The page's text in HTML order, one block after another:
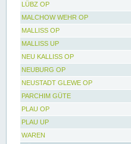
LÜBZ OP
MALCHOW WEHR OP
MALLISS OP
MALLISS UP
NEU KALLISS OP
NEUBURG OP
NEUSTADT GLEWE OP
PARCHIM GÜTE
PLAU OP
PLAU UP
WAREN